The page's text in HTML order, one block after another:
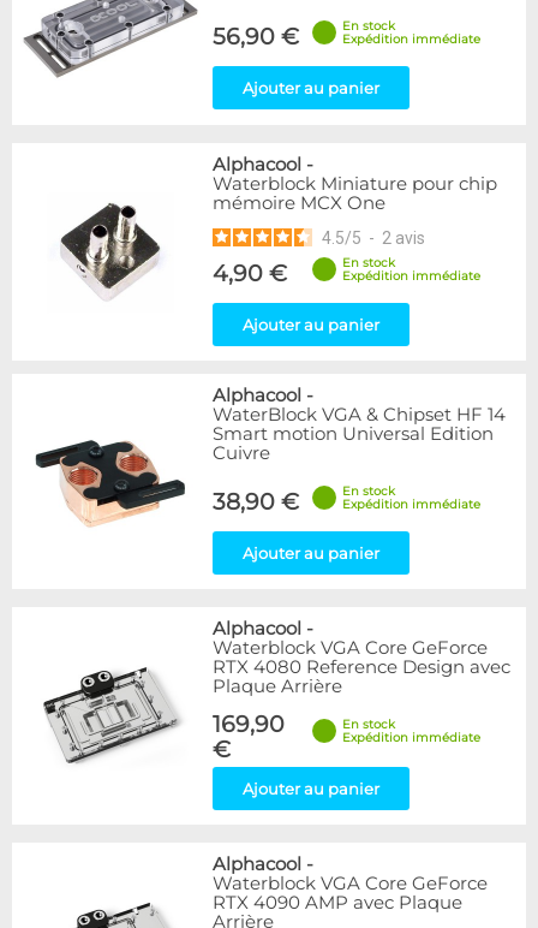
56,90 €
En stock
Expédition immédiate
Ajouter au panier
Alphacool -
Waterblock Miniature pour chip
mémoire MCX One
4.5/5 - 2 avis
4,90 €
En stock
Expédition immédiate
Ajouter au panier
Alphacool -
WaterBlock VGA & Chipset HF 14
Smart motion Universal Edition
Cuivre
38,90 €
En stock
Expédition immédiate
Ajouter au panier
Alphacool -
Waterblock VGA Core GeForce
RTX 4080 Reference Design avec
Plaque Arrière
169,90
€
En stock
Expédition immédiate
Ajouter au panier
Alphacool -
Waterblock VGA Core GeForce
RTX 4090 AMP avec Plaque
Arrière